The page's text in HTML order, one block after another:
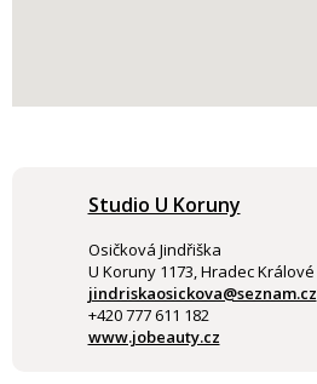
Studio U Koruny
Osičková Jindřiška
U Koruny 1173, Hradec Králové
jindriskaosickova@seznam.cz
+420 777 611 182
www.jobeauty.cz